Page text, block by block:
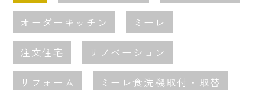
オーダーキッチン ミーレ
注文住宅 リノベーション
リフォーム ミーレ食洗機取付・取替